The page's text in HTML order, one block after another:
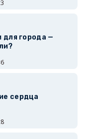
для города —
сердца